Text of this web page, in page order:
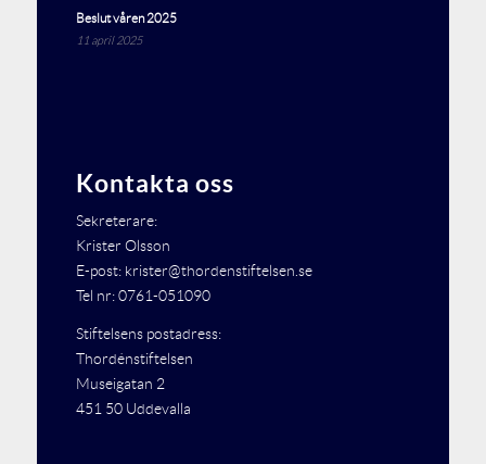
Beslut våren 2025
11 april 2025
Kontakta oss
Sekreterare:
Krister Olsson
E-post: krister@thordenstiftelsen.se
Tel nr: 0761-051090
Stiftelsens postadress:
Thordénstiftelsen
Museigatan 2
451 50 Uddevalla